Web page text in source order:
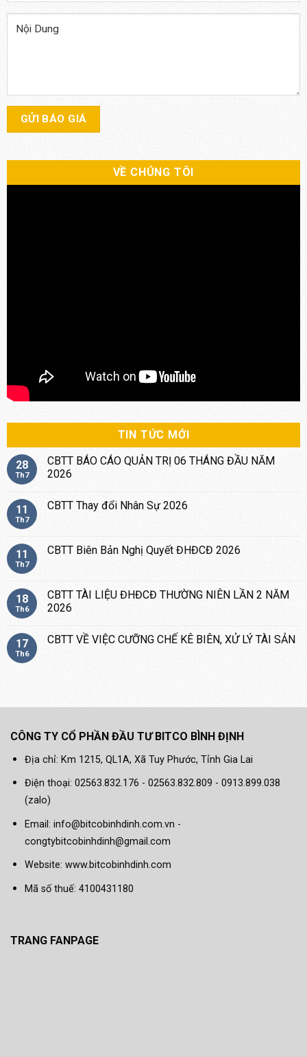
VỀ CHÚNG TÔI
TIN TỨC MỚI
28
Th7
CBTT BÁO CÁO QUẢN TRỊ 06 THÁNG ĐẦU NĂM
2026
11
Th7
CBTT Thay đổi Nhân Sự 2026
11
Th7
CBTT Biên Bản Nghị Quyết ĐHĐCĐ 2026
18
Th6
CBTT TÀI LIỆU ĐHĐCĐ THƯỜNG NIÊN LẦN 2 NĂM
2026
17
Th6
CBTT VỀ VIỆC CƯỠNG CHẾ KÊ BIÊN, XỬ LÝ TÀI SẢN
CÔNG TY CỔ PHẦN ĐẦU TƯ BITCO BÌNH ĐỊNH
Địa chỉ: Km 1215, QL1A, Xã Tuy Phước, Tỉnh Gia Lai
Điện thoại: 02563.832.176 - 02563.832.809 - 0913.899.038
(zalo)
Email: info@bitcobinhdinh.com.vn -
congtybitcobinhdinh@gmail.com
Website: www.bitcobinhdinh.com
Mã số thuế: 4100431180
TRANG FANPAGE